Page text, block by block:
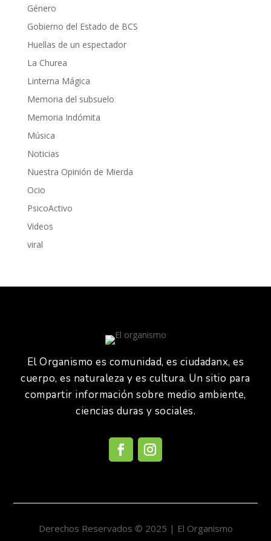
Género
Gobierno del Estado de BCS
Huellas de un espectador
La Churea
Linterna Mágica
Memoria del subsuelo
Memoria Indómita
Música
Noticias
Nuestra Opinión de Mierda
Ocio
PsicoActivo
Videos
viral
El Organismo es comunidad, es ciudadanx, es
cuerpo, es naturaleza y es cultura. Un sitio para
compartir información sobre medio ambiente,
ciencias duras y sociales.
Derechos Reservados © 2025 | El Organismo